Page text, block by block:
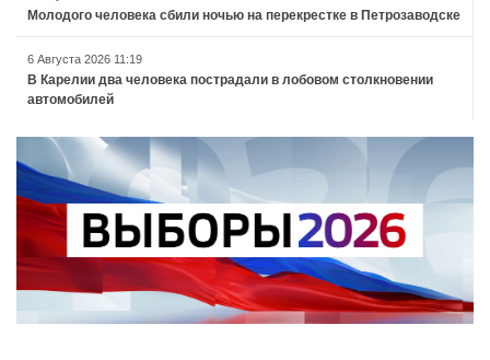
Молодого человека сбили ночью на перекрестке в Петрозаводске
6 Августа 2026 11:19
В Карелии два человека пострадали в лобовом столкновении
автомобилей